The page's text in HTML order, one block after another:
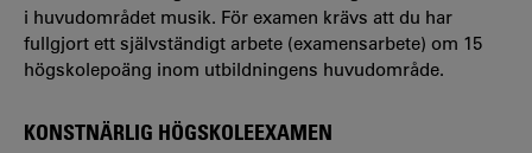
i huvudområdet musik. För examen krävs att du har
fullgjort ett självständigt arbete (examensarbete) om 15
högskolepoäng inom utbildningens huvudområde.
KONSTNÄRLIG HÖGSKOLEEXAMEN